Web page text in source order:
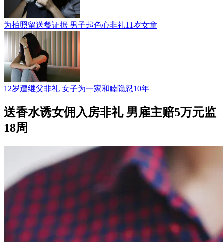
为拍照留送餐证据 男子起色心非礼11岁女童
12岁遭继父非礼 女子为一家和睦隐忍10年
送香水诱女佣入房非礼 男雇主赔5万元监
18周